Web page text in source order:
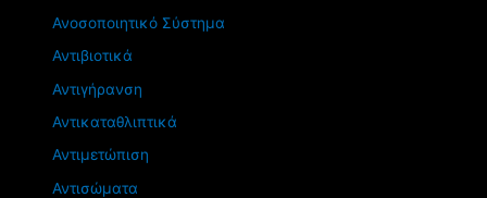
Ανοσοποιητικό Σύστημα
Αντιβιοτικά
Αντιγήρανση
Αντικαταθλιπτικά
Αντιμετώπιση
Αντισώματα